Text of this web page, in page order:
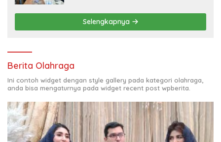
Selengkapnya
Berita Olahraga
Ini contoh widget dengan style gallery pada kategori olahraga,
anda bisa mengaturnya pada widget recent post wpberita.